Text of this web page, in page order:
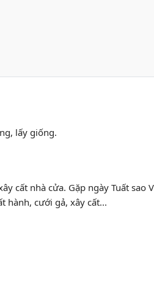
lấy giống.
cất nhà cửa. Gặp ngày Tuất sao
hành, cưới gả, xây cất...